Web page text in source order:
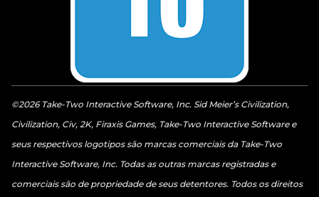
©2026 Take-Two Interactive Software, Inc. Sid Meier’s Civilization,
Civilization, Civ, 2K, Firaxis Games, Take-Two Interactive Software e
seus respectivos logotipos são marcas comerciais da Take-Two
Interactive Software, Inc. Todas as outras marcas registradas e
comerciais são de propriedade de seus detentores. Todos os direitos